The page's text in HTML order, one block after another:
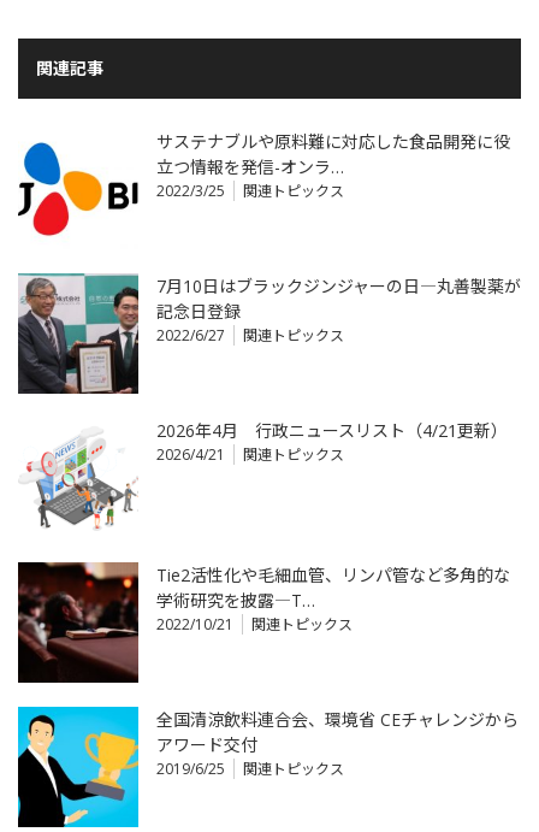
関連記事
サステナブルや原料難に対応した食品開発に役
立つ情報を発信-オンラ…
2022/3/25 関連トピックス
7月10日はブラックジンジャーの日―丸善製薬が
記念日登録
2022/6/27 関連トピックス
2026年4月 行政ニュースリスト（4/21更新）
2026/4/21 関連トピックス
Tie2活性化や毛細血管、リンパ管など多角的な
学術研究を披露―T…
2022/10/21 関連トピックス
全国清涼飲料連合会、環境省 CEチャレンジから
アワード交付
2019/6/25 関連トピックス